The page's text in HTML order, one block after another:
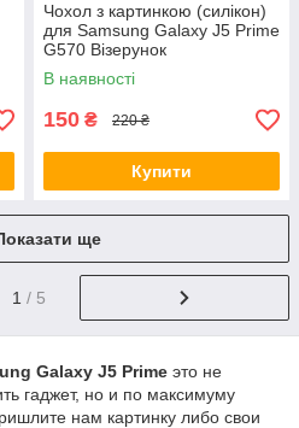
Чохол з картинкою (силікон)
для Samsung Galaxy J5 Prime
G570 Візерунок
В наявності
150 ₴ 220 ₴
Купити
ще
1 / 5
Galaxy J5 Prime это не
гаджет, но и по максимуму
нам картинку либо свои